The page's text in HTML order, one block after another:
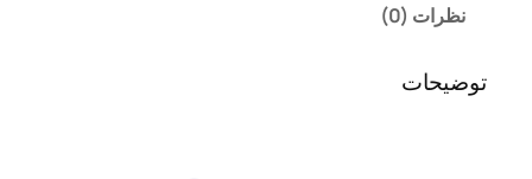
c
نظرات (0)
توضیحات